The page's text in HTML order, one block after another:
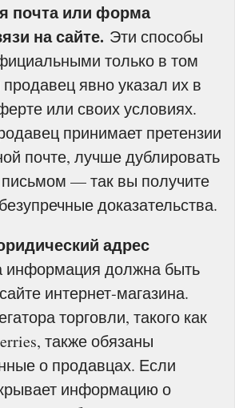
почта или форма
на сайте. Эти способы
только в том
явно указал их в
или своих условиях.
принимает претензии
почте, лучше дублировать
— так вы получите
доказательства.
адрес
информация должна быть
интернет‑магазина.
торговли, такого как
также обязаны
о продавцах. Если
информацию о